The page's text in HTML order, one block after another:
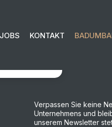
JOBS KONTAKT
Verpassen Sie keine
Unternehmens und
unserem Newsletter